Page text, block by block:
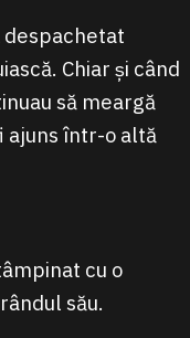
despachetat
Chiar și când
să meargă
ajuns într-o altă
cu o
său.